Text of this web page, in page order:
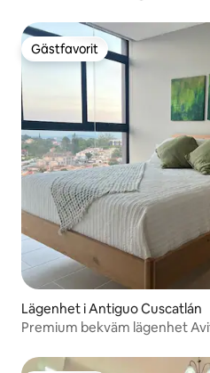
Gästfavorit
Gästfavorit
Lägenhet i Antiguo Cuscatlán
Premium bekväm lägenhet